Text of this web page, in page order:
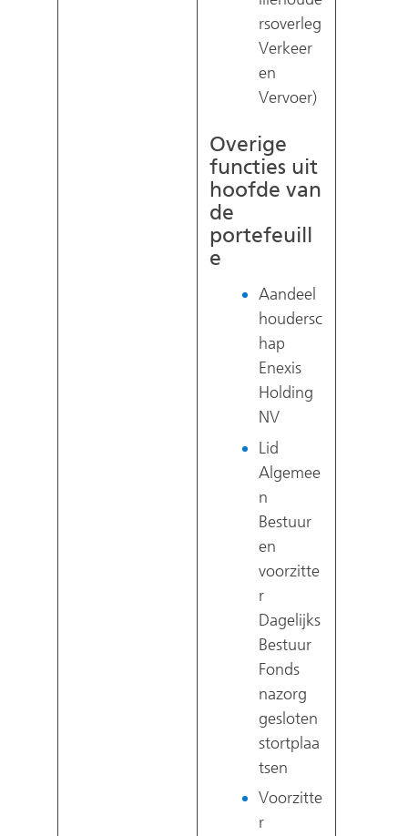
rsoverleg
Verkeer
en
Vervoer)
Overige
functies uit
hoofde van
de
portefeuill
e
Aandeel
houdersc
hap
Enexis
Holding
NV
Lid
Algemee
n
Bestuur
en
voorzitte
r
Dagelijks
Bestuur
Fonds
nazorg
gesloten
stortplaa
tsen
Voorzitte
r